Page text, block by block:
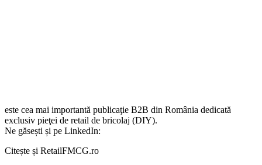
este cea mai importantă publicaţie B2B din România dedicată
exclusiv pieţei de retail de bricolaj (DIY).
Ne găsești și pe LinkedIn:
Citește și RetailFMCG.ro